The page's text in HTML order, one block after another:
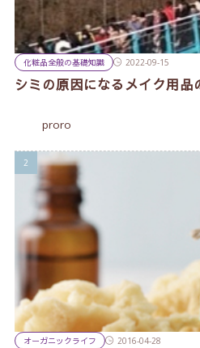
化粧品全般の基礎知識 2022-09-15
シミの原因になるメイク用品
proro
オーガニックライフ 2016-04-28